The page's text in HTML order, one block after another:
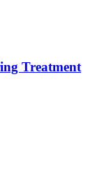
Treatment